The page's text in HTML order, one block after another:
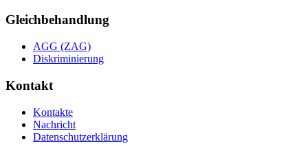
Gleichbehandlung
AGG (ZAG)
Diskriminierung
Kontakt
Kontakte
Nachricht
Datenschutzerklärung